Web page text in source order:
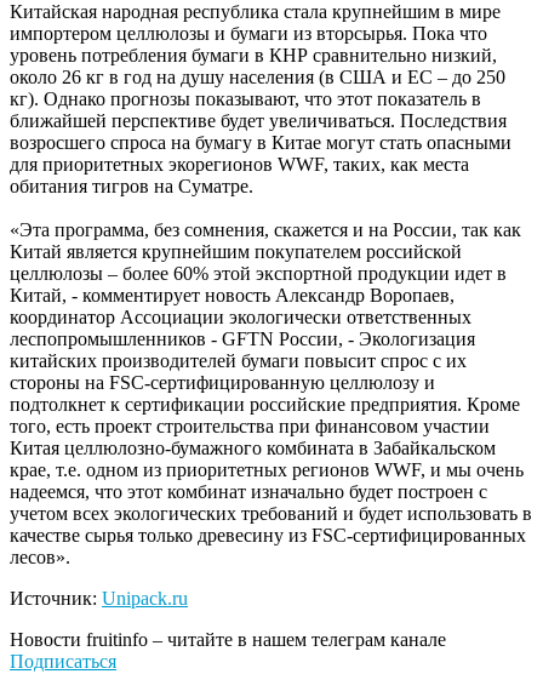
Китайская народная республика стала крупнейшим в мире
импортером целлюлозы и бумаги из вторсырья. Пока что
уровень потребления бумаги в КНР сравнительно низкий,
около 26 кг в год на душу населения (в США и ЕС – до 250
кг). Однако прогнозы показывают, что этот показатель в
ближайшей перспективе будет увеличиваться. Последствия
возросшего спроса на бумагу в Китае могут стать опасными
для приоритетных экорегионов WWF, таких, как места
обитания тигров на Суматре.
«Эта программа, без сомнения, скажется и на России, так как
Китай является крупнейшим покупателем российской
целлюлозы – более 60% этой экспортной продукции идет в
Китай, - комментирует новость Александр Воропаев,
координатор Ассоциации экологически ответственных
леспопромышленников - GFTN России, - Экологизация
китайских производителей бумаги повысит спрос с их
стороны на FSC-сертифицированную целлюлозу и
подтолкнет к сертификации российские предприятия. Кроме
того, есть проект строительства при финансовом участии
Китая целлюлозно-бумажного комбината в Забайкальском
крае, т.е. одном из приоритетных регионов WWF, и мы очень
надеемся, что этот комбинат изначально будет построен с
учетом всех экологических требований и будет использовать в
качестве сырья только древесину из FSC-сертифицированных
лесов».
Источник: Unipack.ru
Новости fruitinfo – читайте в нашем телеграм канале
Подписаться